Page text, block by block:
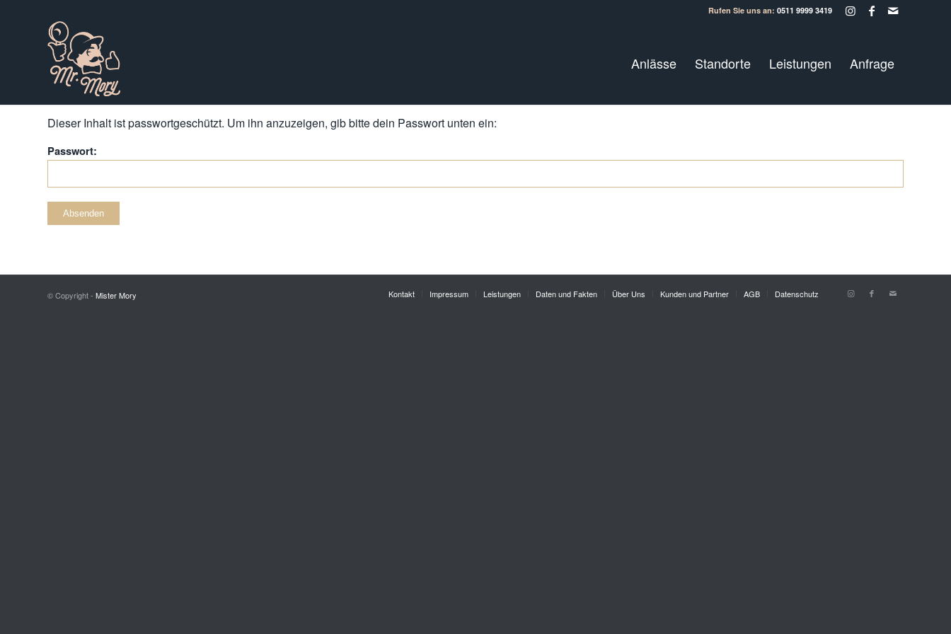
Rufen Sie uns an: 0511 9999 3419
Anlässe Standorte Leistungen Anfrage
Dieser Inhalt ist passwortgeschützt. Um ihn anzuzeigen, gib bitte dein Passwort unten ein:
Passwort:
© Copyright - Mister Mory Kontakt Impressum Leistungen Daten und Fakten Über Uns Kunden und Partner AGB Datenschutz